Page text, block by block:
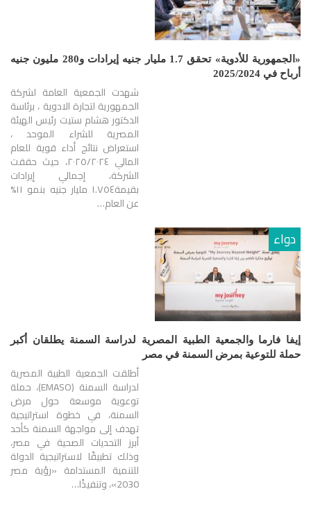
«الجمهورية للأدوية» تحقق 1.7 مليار جنيه إيرادات و280 مليون جنيه
أرباح في 2025/2024
شهدت الجمعية العامة لشركة
الجمهورية لتجارة الادوية ، برئاسة
الدكتور هشام ستيت رئيس الهيئة
المصرية للشراء الموحد ،
استعراض نتائج أداء قوية للعام
المالي ٢٠٢٥/٢٠٢٤، حيث حققت
الشركة، إجمالي إيرادات
بقيمة١.٧٥٤ مليار جنيه بنمو ١١%
عن العام…
دواء
إيفا فارما والجمعية الطبية المصرية لدراسة السمنة يطلقان أكبر
حملة للتوعية بمرض السمنة في مصر
أطلقت الجمعية الطبية المصرية
لدراسة السمنة (EMASO)، حملة
توعوية موسعة حول مرض
السمنة، في خطوة استراتيجية
تهدف إلى مواجهة السمنة كأحد
أبرز التحديات الصحية في مصر،
وذلك تطبيقًا لاستراتيجية الدولة
للتنمية المستدامة «رؤية مصر
2030»، وتنفيذًا…